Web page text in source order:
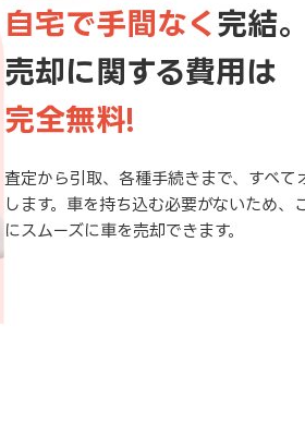
自宅で手間なく 完結。
売却に関する費用は
完全無料!
査定から引取、各種手続きまで、すべ
します。車を持ち込む必要がないため
にスムーズに車を売却できます。